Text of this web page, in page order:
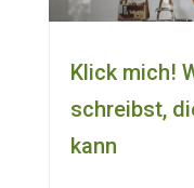
Klick mich!
schreibst,
kann